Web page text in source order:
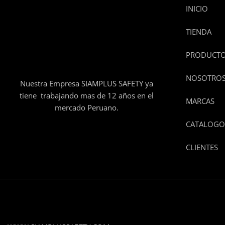
Nuestra Empresa SIAMPLUS SAFETY ya
tiene trabajando mas de 12 años en el
mercado Peruano.
INICIO
TIENDA
MARCAS
CATALOGO
CLIENTES